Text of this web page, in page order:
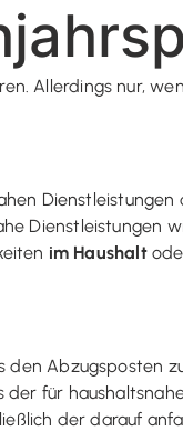
Allerdings nur,
Dienstleistungen
im Haushalt
Abzugsposten
für
der darauf